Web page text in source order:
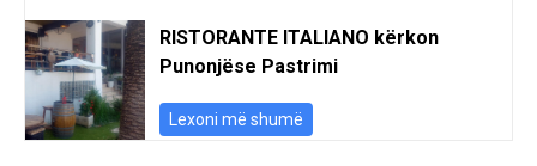
RISTORANTE ITALIANO kërkon
Punonjëse Pastrimi
Lexoni më shumë